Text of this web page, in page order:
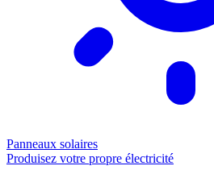
Panneaux solaires
Produisez votre propre électricité